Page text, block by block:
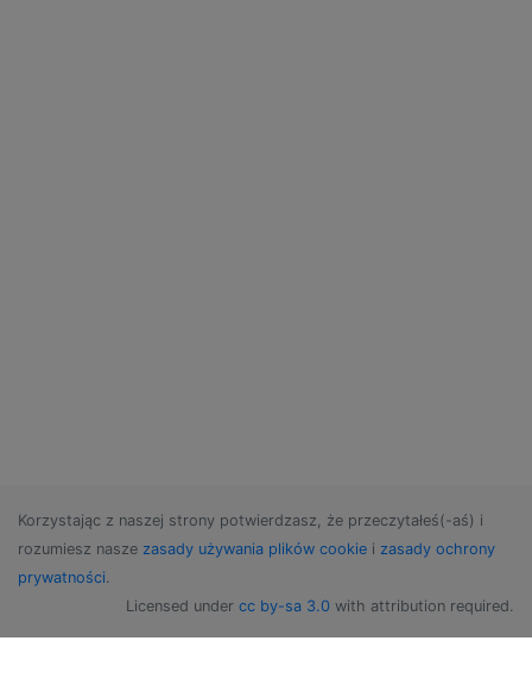
Korzystając z naszej strony potwierdzasz, że przeczytałeś(-aś) i
rozumiesz nasze zasady używania plików cookie i zasady ochrony
prywatności.
Licensed under cc by-sa 3.0 with attribution required.